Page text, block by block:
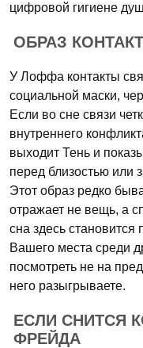
цифровой гигиене
ОБРАЗ
У Лоффа контакты
социальной маски,
Если во сне связи
внутреннего
выходит Тень и
перед близостью или
Этот образ редко
отражает не вещь, а
сна здесь становится
Вашего места среди
посмотреть не на
него разыгрываете.
ЕСЛИ СНИТСЯ
ФРЕЙДА